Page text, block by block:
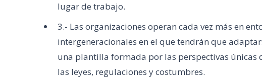
lugar de trabajo.
3.- Las organizaciones operan cada vez más en
intergeneracionales en el que tendrán que
una plantilla formada por las perspectivas únicas
las leyes, regulaciones y costumbres.